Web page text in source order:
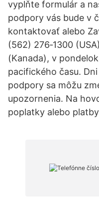
vyplňte formulár a
podpory vás bude v
kontaktovať alebo
(562) 276‐1300
(Kanada), v
pacifického času.
podpory sa môžu
upozornenia. Na
poplatky alebo